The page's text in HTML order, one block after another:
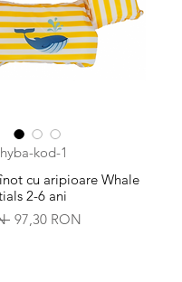
kod-1
cu aripioare Whale
2-6 ani
Preț
97,30 RON